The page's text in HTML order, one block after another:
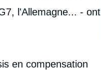
l'Allemagne... - ont
en compensation